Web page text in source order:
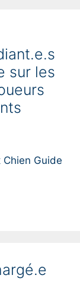
sur les
Chien Guide